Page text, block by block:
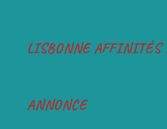
LISBONNE AFFINITÉS
ANNONCE